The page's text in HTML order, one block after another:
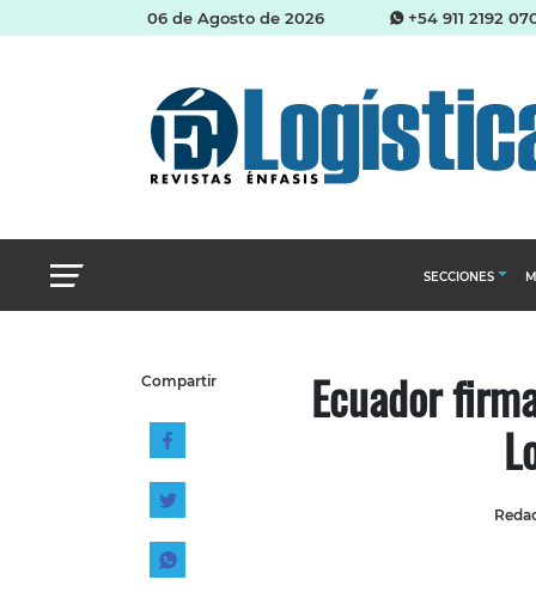
06 de Agosto de 2026 +54 911 2192
SECCIONES
Almacenes e
Cadena de
Logística y
Management
Compartir Ecuador